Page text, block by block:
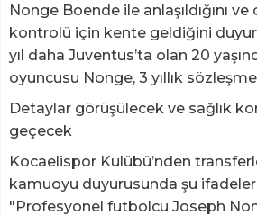
Nonge Boende ile anlaşıldığını
kontrolü için kente geldiğini
yıl daha Juventus’ta olan 20
oyuncusu Nonge, 3 yıllık
Detaylar görüşülecek ve sağlık
geçecek
Kocaelispor Kulübü’nden
kamuoyu duyurusunda şu
"Profesyonel futbolcu Joseph